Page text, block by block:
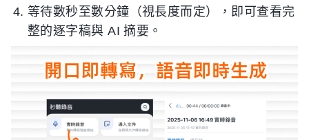
等待數秒至數分鐘（視長度而定），即可查看完
整的逐字稿與 AI 摘要。